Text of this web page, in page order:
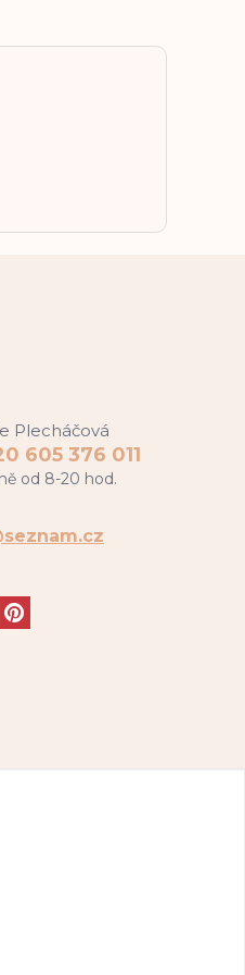
Plecháčová
605 376 011
od 8-20 hod.